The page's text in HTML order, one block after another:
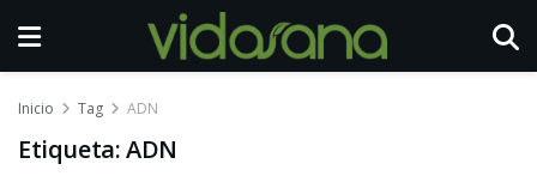
Inicio Tag ADN
Etiqueta:ADN